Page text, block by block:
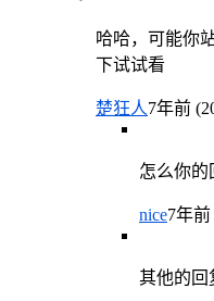
哈哈，可能你
下试试看
楚狂人7年前
怎么你的
nice7年前
其他的回